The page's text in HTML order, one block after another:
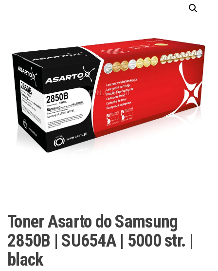
Toner Asarto do Samsung
2850B | SU654A | 5000 str. |
black